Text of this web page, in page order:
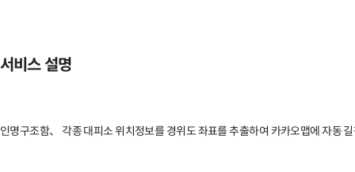
서비스 설명
인명구조함、 각종 대피소 위치정보를 경위도 좌표를 추출하여 카카오맵에 자동